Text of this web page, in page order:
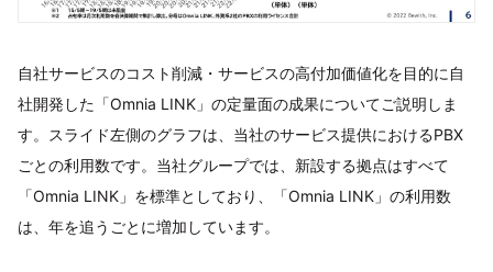
自社サービスのコスト削減・サービスの高付加価値化を目的に自
社開発した「Omnia LINK」の定量面の成果についてご説明しま
す。スライド左側のグラフは、当社のサービス提供におけるPBX
ごとの利用数です。当社グループでは、新設する拠点はすべて
「Omnia LINK」を標準としており、「Omnia LINK」の利用数
は、年を追うごとに増加しています。